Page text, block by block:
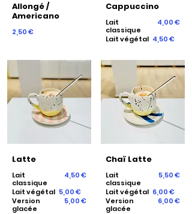
Allongé /
Americano
2,50 €
Cappuccino
Lait
classique
4,00 €
Lait végétal 4,50 €
Latte
Lait
classique
4,50 €
Lait végétal 5,00 €
Version
glacée
5,00 €
Chaï Latte
Lait
classique
5,50 €
Lait végétal 6,00 €
Version
glacée
6,00 €